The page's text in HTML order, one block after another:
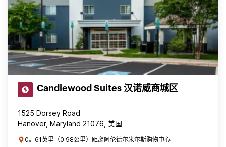
Candlewood Suites 汉诺威商城区
1525 Dorsey Road
Hanover, Maryland 21076, 美国
0。61英里（0.98公里）距离阿伦德尔米尔斯购物中心